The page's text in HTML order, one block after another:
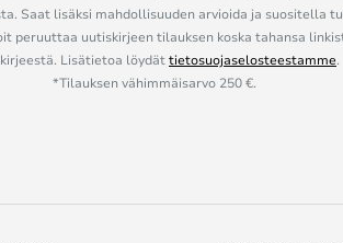
Saat lisäksi mahdollisuuden arvioida ja suositella
peruuttaa uutiskirjeen tilauksen koska tahansa
Lisätietoa löydättietosuojaselosteestamme.
*Tilauksen vähimmäisarvo 250 €.